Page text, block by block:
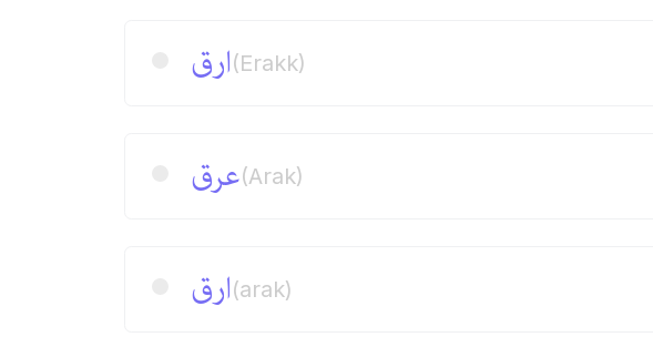
ارق(Erakk)
عرق(Arak)
ارق(arak)